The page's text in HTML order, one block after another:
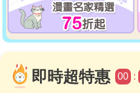
即時超特惠 00 :